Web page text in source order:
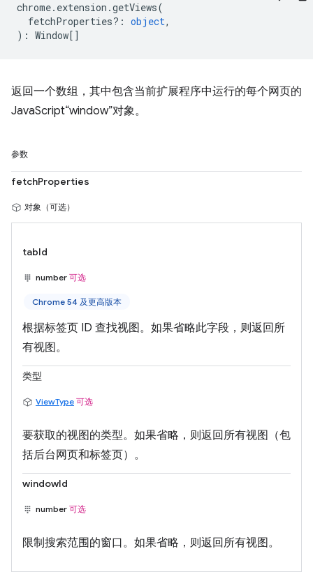
chrome. extension .getViews(
fetchProperties? : object,
) : Window[]
返回一个数组，其中包含当前扩展程序中运行的每个网页的
JavaScript“window”对象。
参数
fetchProperties
对象（可选）
tabId
number 可选
Chrome 54 及更高版本
根据标签页 ID 查找视图。如果省略此字段，则返回所
有视图。
类型
ViewType 可选
要获取的视图的类型。如果省略，则返回所有视图（包
括后台网页和标签页）。
windowId
number 可选
限制搜索范围的窗口。如果省略，则返回所有视图。